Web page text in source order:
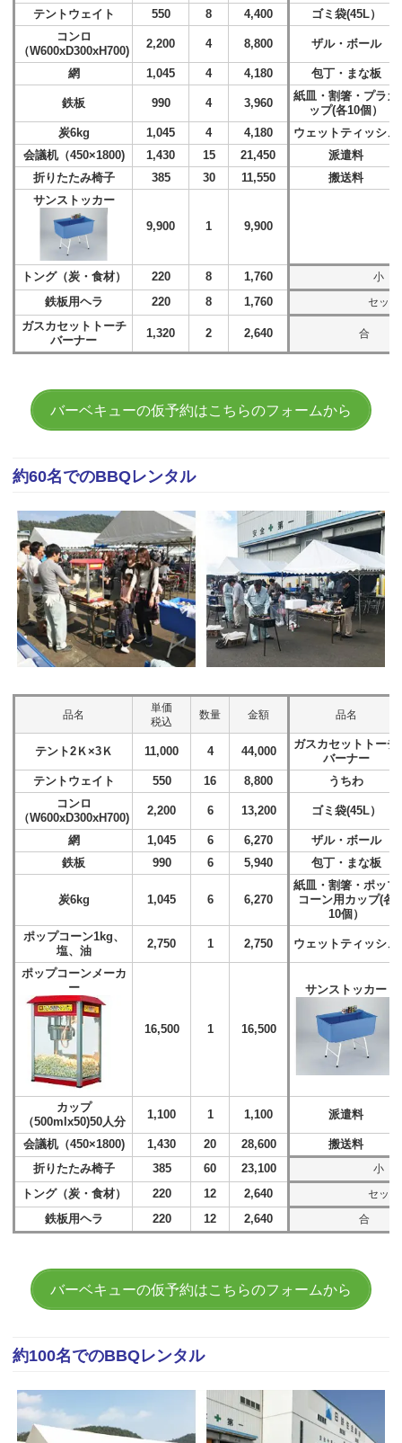
テントウェイト
550 8 4,400
ゴミ袋(45L）
コンロ
（W600xD300xH700)
2,200 4 8,800 ザル・ボール
網 1,045 4 4,180 包丁・まな板
鉄板 990 4 3,960
紙皿・割箸・プラカ
ップ(各10個）
炭6kg
1,045 4 4,180
ウェットティッシュ
会議机（450×1800)
1,430 15 21,450
派遣料
折りたたみ椅子
385 30 11,550
搬送料
サンストッカー
9,900
1 9,900
トング（炭・食材） 220 8 1,760 小
鉄板用ヘラ 220 8 1,760 セッ
ガスカセットトーチ
バーナー
1,320 2 2,640 合 計(
バーベキューの仮予約はこちらのフォームから
約60名でのBBQレンタル
品名
単価
税込
数量 金額 品名
テント2Ｋ×3Ｋ 11,000 4 44,000
ガスカセットトーチ
バーナー
テントウェイト
550 16 8,800
うちわ
コンロ
（W600xD300xH700)
2,200 6 13,200 ゴミ袋(45L）
網 1,045 6 6,270
ザル・ボール
鉄板
990 6 5,940 包丁・まな板
炭6kg 1,045 6 6,270
紙皿・割箸・ポップ
コーン用カップ(各
10個）
ポップコーン1kg、
塩、油
2,750 1 2,750 ウェットティッシュ
ポップコーンメーカ
ー
16,500 1 16,500
サンストッカー
カップ
（500mlx50)50人分
1,100 1 1,100 派遣料
会議机（450×1800) 1,430 20 28,600
搬送料
折りたたみ椅子
385 60 23,100 小
トング（炭・食材） 220 12 2,640 セッ
鉄板用ヘラ 220 12 2,640 合 計(
バーベキューの仮予約はこちらのフォームから
約100名でのBBQレンタル